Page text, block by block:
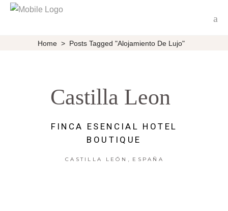
Home > Posts Tagged "alojamiento De Lujo"
Castilla Leon
FINCA ESENCIAL HOTEL
BOUTIQUE
CASTILLA LEÓN , ESPAÑA